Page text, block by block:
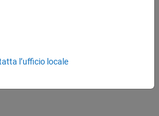
support the use of
l’ufficio locale